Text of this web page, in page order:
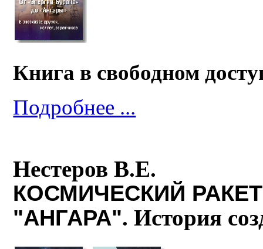
Книга в свободном
Подробнее ...
Нестеров В.Е.
КОСМИЧЕСКИЙ
"АНГАРА". История